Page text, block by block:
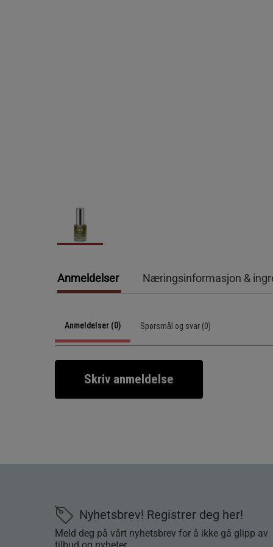
Anmeldelser Næringsinformasjon &
Anmeldelser (0) Spørsmål og svar (0)
Skriv anmeldelse
Nyhetsbrev! Registrer deg her!
Meld deg på vårt nyhetsbrev for å ikke gå glipp av